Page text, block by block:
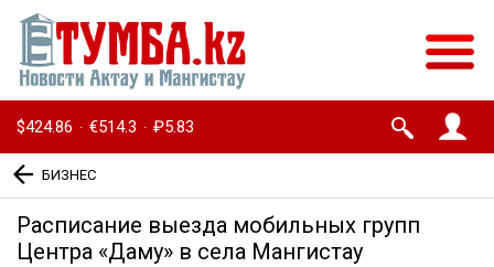
$424.86 · €514.3 · ₽5.83
БИЗНЕС
Расписание выезда мобильных групп
Центра «Даму» в села Мангистау